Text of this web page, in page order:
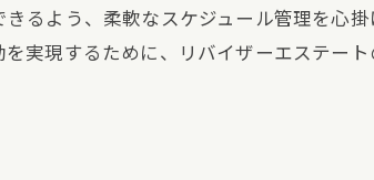
手続きとフォローアップ
契約内容の確認
るよう、柔軟なスケジュール管理を心
実現するために、リバイザーエステー